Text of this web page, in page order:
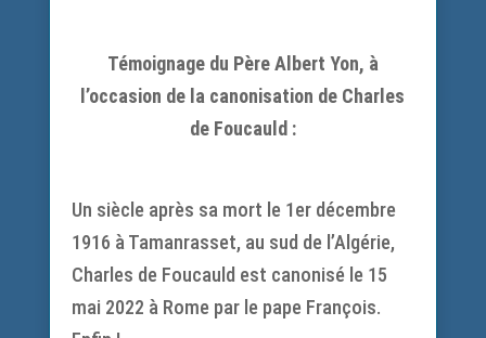
Témoignage du Père Albert Yon, à
l’occasion de la canonisation de Charles
de Foucauld :
Un siècle après sa mort le 1er décembre
1916 à Tamanrasset, au sud de l’Algérie,
Charles de Foucauld est canonisé le 15
mai 2022 à Rome par le pape François.